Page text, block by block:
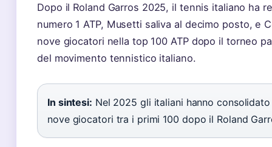
Dopo il Roland Garros 2025, il tennis italiano ha
numero 1 ATP, Musetti saliva al decimo posto, e
nove giocatori nella top 100 ATP dopo il torneo
del movimento tennistico italiano.
In sintesi: Nel 2025 gli italiani hanno
nove giocatori tra i primi 100 dopo il Roland